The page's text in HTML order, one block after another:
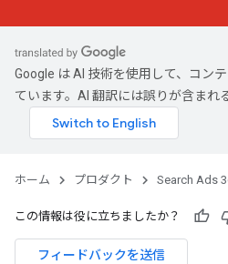
Google は AI 技術を使用して、コン
ています。AI 翻訳には誤りが含まれ
ホーム プロダクト Search Ads
この情報は役に立ちましたか？
フィードバックを送信